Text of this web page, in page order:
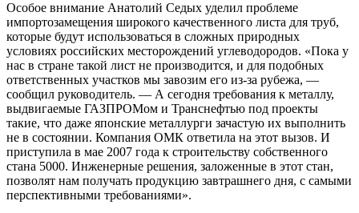
Особое внимание Анатолий Седых уделил проблеме
импортозамещения широкого качественного листа для труб,
которые будут использоваться в сложных природных
условиях российских месторождений углеводородов. «Пока у
нас в стране такой лист не производится, и для подобных
ответственных участков мы завозим его из-за рубежа, —
сообщил руководитель. — А сегодня требования к металлу,
выдвигаемые ГАЗПРОМом и Транснефтью под проекты
такие, что даже японские металлурги зачастую их выполнить
не в состоянии. Компания ОМК ответила на этот вызов. И
приступила в мае 2007 года к строительству собственного
стана 5000. Инженерные решения, заложенные в этот стан,
позволят нам получать продукцию завтрашнего дня, с самыми
перспективными требованиями».